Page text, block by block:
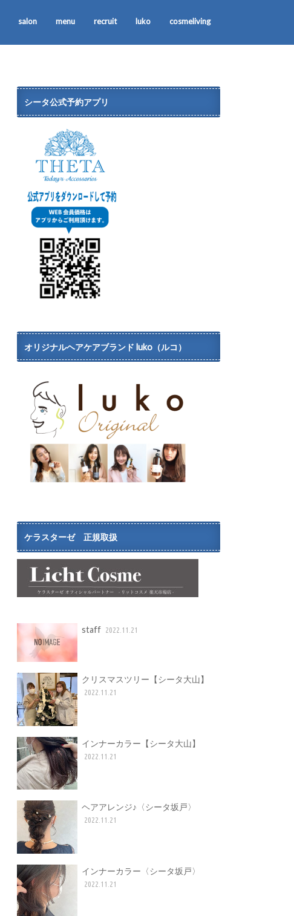
salon menu recruit luko cosmeliving
シータ公式予約アプリ
オリジナルヘアケアブランド luko（ルコ）
ケラスターゼ 正規取扱
staff 2022.11.21
クリスマスツリー【シータ大山】
2022.11.21
インナーカラー【シータ大山】
2022.11.21
ヘアアレンジ♪〈シータ坂戸〉
2022.11.21
インナーカラー〈シータ坂戸〉
2022.11.21